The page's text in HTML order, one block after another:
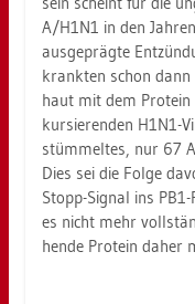
A/H1N1 in den
aus­ge­präg­te
krank­ten schon
haut mit dem
kur­sie­ren­den H1N1-
stüm­mel­tes, nur 67
Dies sei die Folge
Stopp-Si­gnal ins
es nicht mehr
hen­de Pro­te­in daher